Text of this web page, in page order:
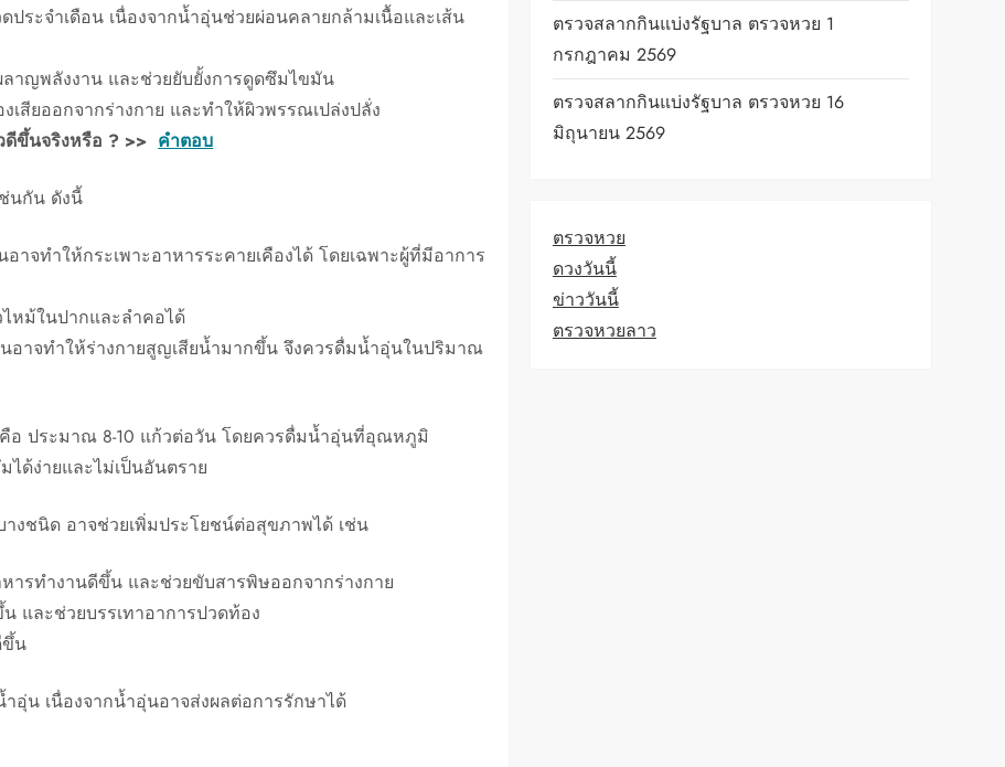
ระจำเดือน เนื่องจากน้ำอุ่นช่วยผ่อนคลายกล้ามเนื้อและเส้น
าญพลังงาน และช่วยยับยั้งการดูดซึมไขมัน
สียออกจากร่างกาย และทำให้ผิวพรรณเปล่งปลั่ง
ขึ้นจริงหรือ ? >> คำตอบ
นกัน ดังนี้
าจทำให้กระเพาะอาหารระคายเคืองได้ โดยเฉพาะผู้ที่มีอาการ
หม้ในปากและลำคอได้
อาจทำให้ร่างกายสูญเสียน้ำมากขึ้น จึงควรดื่มน้ำอุ่นในปริมาณ
อ ประมาณ 8-10 แก้วต่อวัน โดยควรดื่มน้ำอุ่นที่อุณหภูมิ
ได้ง่ายและไม่เป็นอันตราย
ชนิด อาจช่วยเพิ่มประโยชน์ต่อสุขภาพได้ เช่น
ารทำงานดีขึ้น และช่วยขับสารพิษออกจากร่างกาย
และช่วยบรรเทาอาการปวดท้อง
ขึ้น
น เนื่องจากน้ำอุ่นอาจส่งผลต่อการรักษาได้
ตรวจสลากกินแบ่งรัฐบาล ตรวจหวย 1
กรกฎาคม 2569
ตรวจสลากกินแบ่งรัฐบาล ตรวจหวย 16
มิถุนายน 2569
ตรวจหวย
ดวงวันนี้
ข่าววันนี้
ตรวจหวยลาว